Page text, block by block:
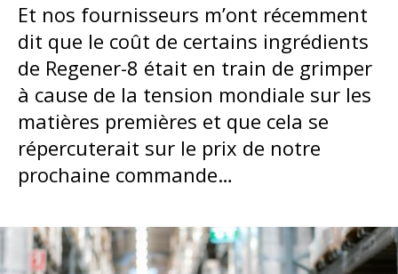
Et nos fournisseurs m’ont récemment
dit que le coût de certains ingrédients
de Regener-8 était en train de grimper
à cause de la tension mondiale sur les
matières premières et que cela se
répercuterait sur le prix de notre
prochaine commande…